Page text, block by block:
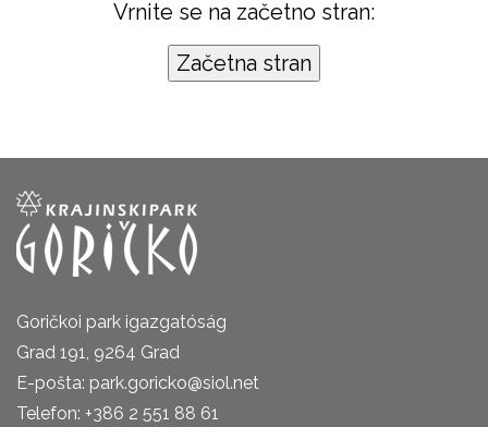
Vrnite se na začetno stran:
Goričkoi park igazgatóság
Grad 191, 9264 Grad
E-pošta: park.goricko@siol.net
Telefon: +386 2 551 88 61